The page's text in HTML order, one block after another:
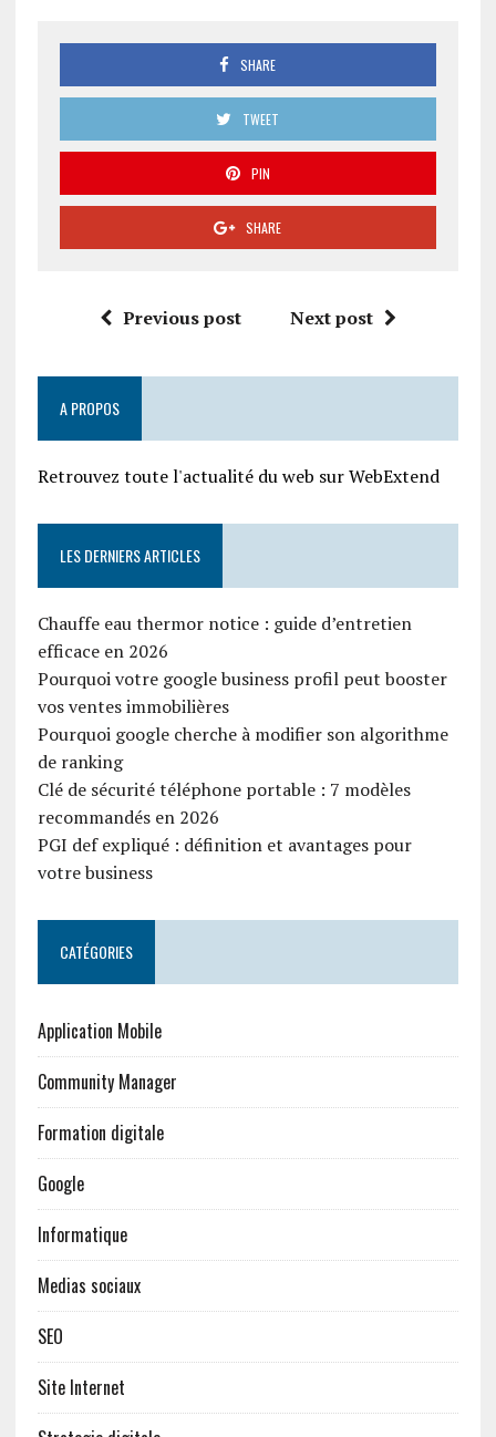
SHARE
TWEET
PIN
SHARE
Previous post Next post
A PROPOS
Retrouvez toute l'actualité du web sur WebExtend
LES DERNIERS ARTICLES
Chauffe eau thermor notice : guide d’entretien
efficace en 2026
Pourquoi votre google business profil peut booster
vos ventes immobilières
Pourquoi google cherche à modifier son algorithme
de ranking
Clé de sécurité téléphone portable : 7 modèles
recommandés en 2026
PGI def expliqué : définition et avantages pour
votre business
CATÉGORIES
Application Mobile
Community Manager
Formation digitale
Google
Informatique
Medias sociaux
SEO
Site Internet